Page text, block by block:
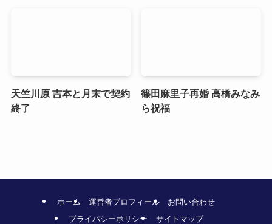
天竺川原 吉本と月末で契約
終了
篠田麻里子再婚 高橋みなみ
ら祝福
ホーム 運営者プロフィール
お問い合わせ
プライバシーポリシー
サイトマップ